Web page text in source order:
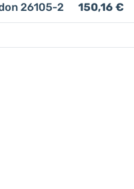
26105-2 150,16 €